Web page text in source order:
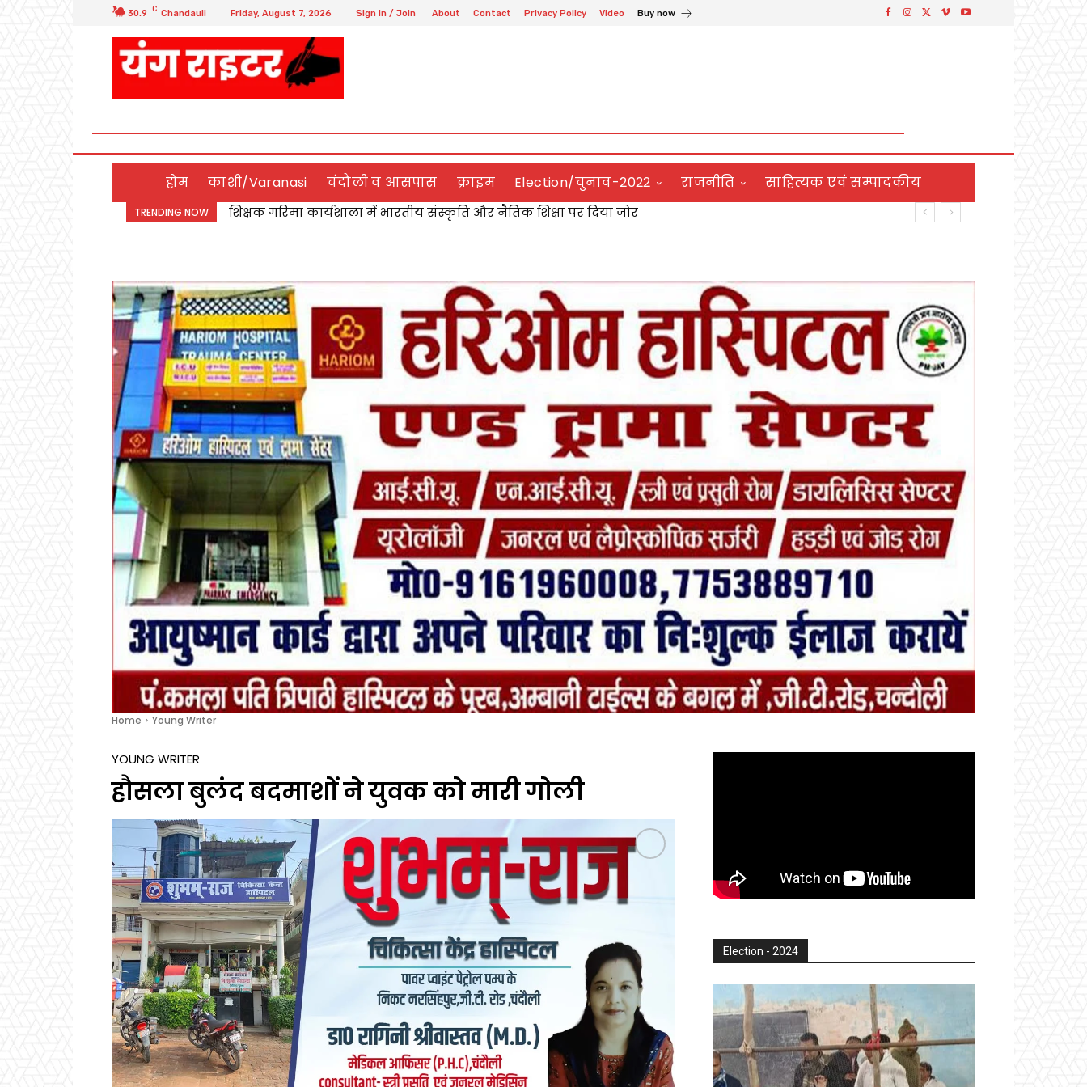
30.9 C Chandauli Friday, August 7, 2026 Sign in / Join About Contact Privacy Policy Video Buy now
होम काशी/Varanasi चंदौली व आसपास क्राइम Election/चुनाव-2022 राजनीति साहित्यक एवं सम्पादकीय
TRENDING NOW शिक्षक गरिमा कार्यशाला में भारतीय संस्कृति और नैतिक शिक्षा पर दिया जोर
Chandauli:यथार्थ नर्सिंग कॉलेज में नशा मुक्ति जागरूकता कार्यक्रम आयोजित,विद्यार्थियों ने लिया नशा न करने का
Home Young Writer
YOUNG WRITER
हौसला बुलंद बदमाशों ने युवक को मारी गोली
Election - 2024